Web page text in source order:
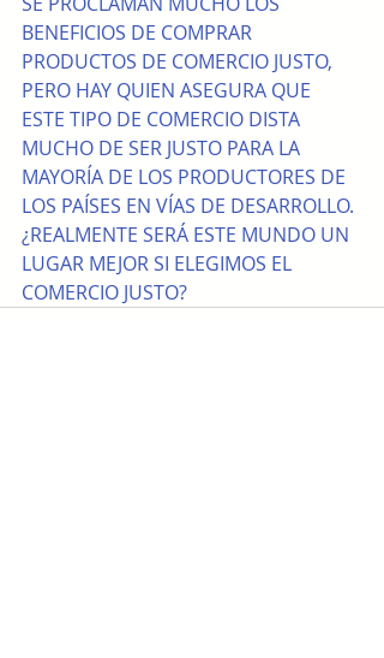
BENEFICIOS DE COMPRAR
PRODUCTOS DE COMERCIO JUSTO,
PERO HAY QUIEN ASEGURA QUE
ESTE TIPO DE COMERCIO DISTA
MUCHO DE SER JUSTO PARA LA
MAYORÍA DE LOS PRODUCTORES DE
LOS PAÍSES EN VÍAS DE DESARROLLO.
¿REALMENTE SERÁ ESTE MUNDO UN
LUGAR MEJOR SI ELEGIMOS EL
COMERCIO JUSTO?